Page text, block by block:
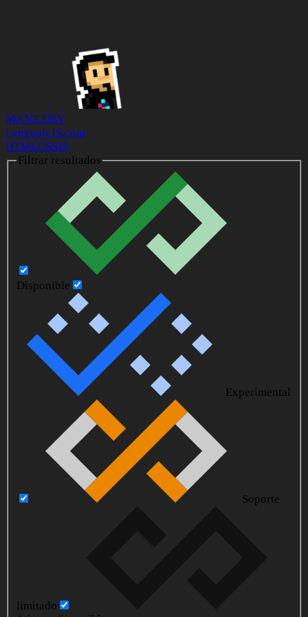
MANZ.DEV
LenguajeJS.com
HTMLCSSJS
Filtrar resultados
Disponible
Experimental
Soporte
limitado